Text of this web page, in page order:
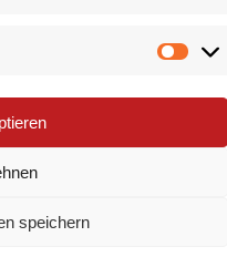
speichern
Alle